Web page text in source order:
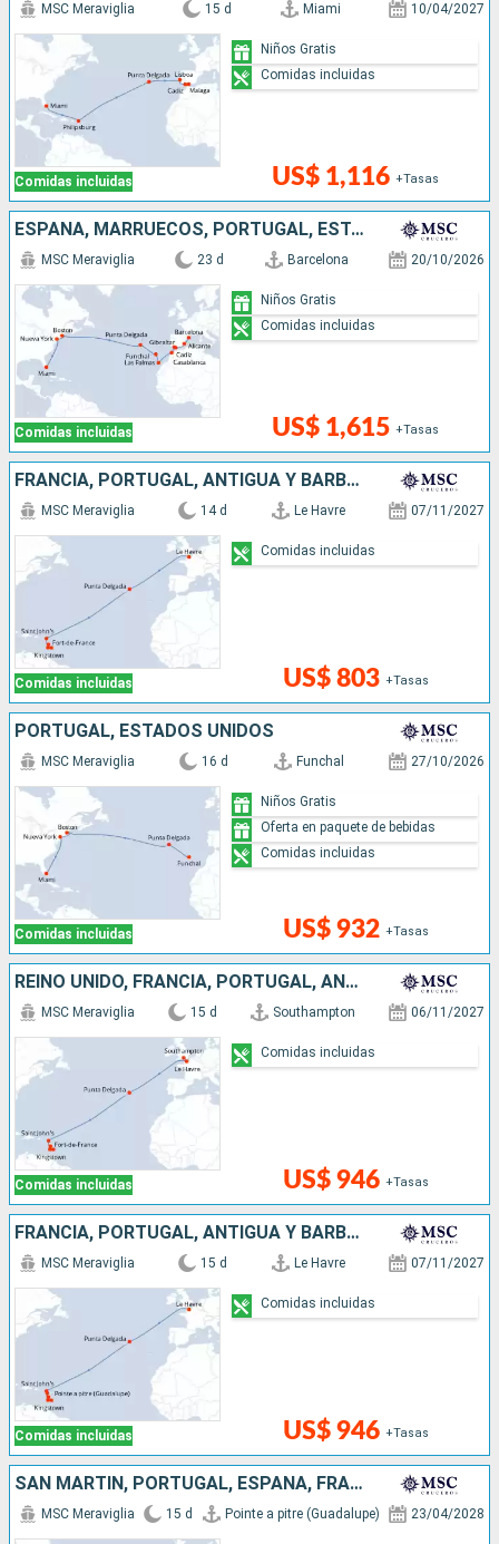
Comidas incluidas
MSC Meraviglia 15 d Miami 10/04/2027
US$ 1,116 +Tasas
Niños Gratis
Comidas incluidas
ESPAÑA, MARRUECOS, PORTUGAL, ESTADOS UNIDOS
Comidas incluidas
MSC Meraviglia 23 d Barcelona 20/10/2026
US$ 1,615 +Tasas
Niños Gratis
Comidas incluidas
FRANCIA, PORTUGAL, ANTIGUA Y BARBUDA, SAN VINCENT Y LAS GRANADINAS, BARBADOS
Comidas incluidas
MSC Meraviglia 14 d Le Havre 07/11/2027
US$ 803 +Tasas
Comidas incluidas
PORTUGAL, ESTADOS UNIDOS
Comidas incluidas
MSC Meraviglia 16 d Funchal 27/10/2026
US$ 932 +Tasas
Niños Gratis
Oferta en paquete de bebidas
Comidas incluidas
REINO UNIDO, FRANCIA, PORTUGAL, ANTIGUA Y BARBUDA, SAN VINCENT Y LAS GRANADINAS, BARBADOS
Comidas incluidas
MSC Meraviglia 15 d Southampton 06/11/2027
US$ 946 +Tasas
Comidas incluidas
FRANCIA, PORTUGAL, ANTIGUA Y BARBUDA, SAN VINCENT Y LAS GRANADINAS, BARBADOS
Comidas incluidas
MSC Meraviglia 15 d Le Havre 07/11/2027
US$ 946 +Tasas
Comidas incluidas
SAN MARTÍN, PORTUGAL, ESPAÑA, FRANCIA
MSC Meraviglia 15 d Pointe a pitre (Guadalupe) 23/04/2028